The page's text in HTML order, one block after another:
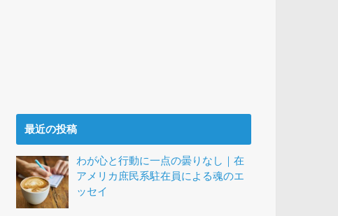
最近の投稿
わが心と行動に一点の曇りなし｜在
アメリカ庶民系駐在員による魂のエ
ッセイ